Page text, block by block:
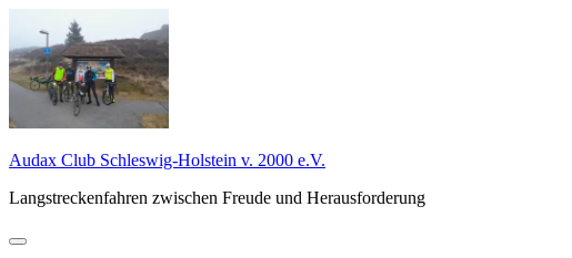
Inhalt
springen
Audax Club Schleswig-Holstein v. 2000 e.V.
Langstreckenfahren zwischen Freude und Herausforderung
Primäres